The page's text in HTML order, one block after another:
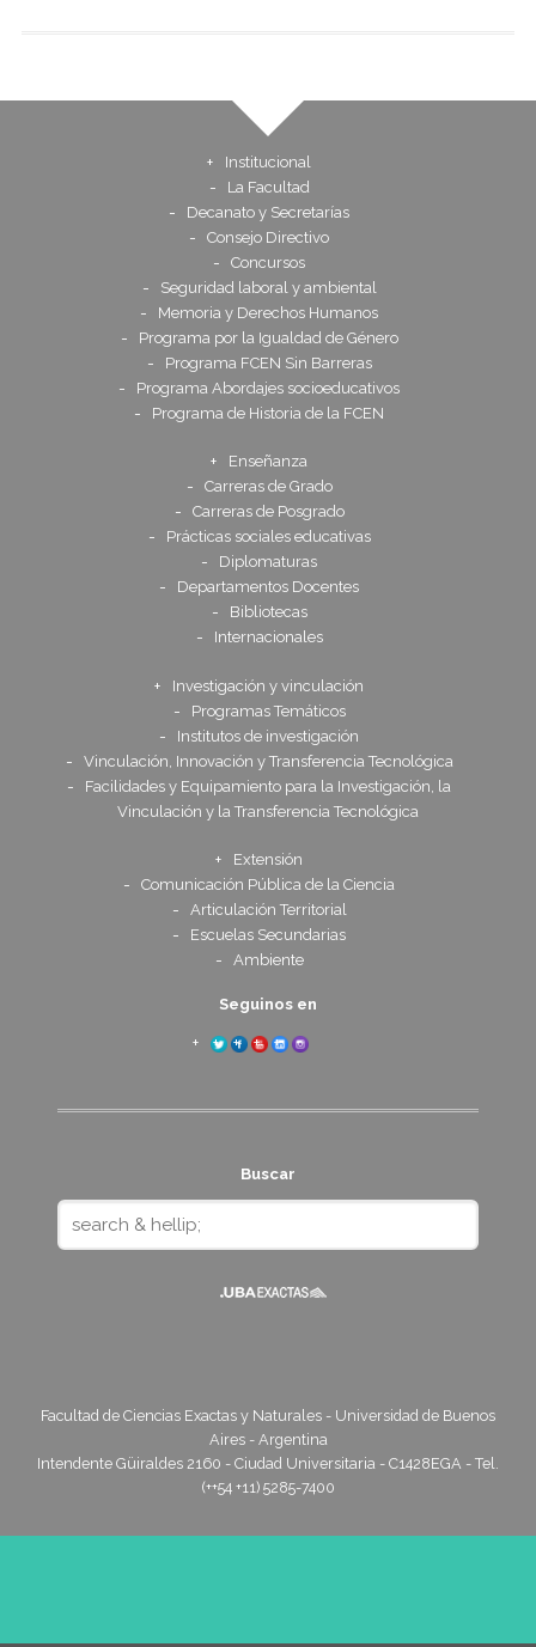
Institucional
La Facultad
Decanato y Secretarías
Consejo Directivo
Concursos
Seguridad laboral y ambiental
Memoria y Derechos Humanos
Programa por la Igualdad de Género
Programa FCEN Sin Barreras
Programa Abordajes socioeducativos
Programa de Historia de la FCEN
Enseñanza
Carreras de Grado
Carreras de Posgrado
Prácticas sociales educativas
Diplomaturas
Departamentos Docentes
Bibliotecas
Internacionales
Investigación y vinculación
Programas Temáticos
Institutos de investigación
Vinculación, Innovación y Transferencia Tecnológica
Facilidades y Equipamiento para la Investigación, la
Vinculación y la Transferencia Tecnológica
Extensión
Comunicación Pública de la Ciencia
Articulación Territorial
Escuelas Secundarias
Ambiente
Seguinos en
Buscar
Facultad de Ciencias Exactas y Naturales - Universidad de Buenos
Aires - Argentina
Intendente Güiraldes 2160 - Ciudad Universitaria - C1428EGA - Tel.
(++54 +11) 5285-7400